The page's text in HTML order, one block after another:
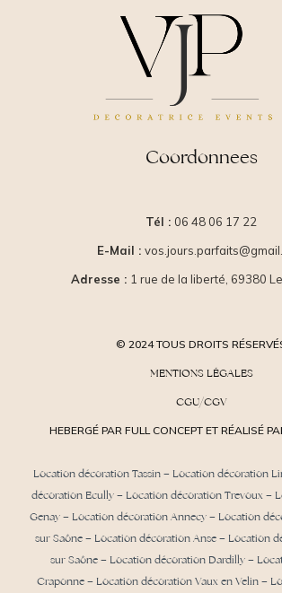
Coordonnees
Tél : 06 48 06 17 22
E-Mail :
Adresse : 1 rue de la liberté, 69380
© 2024 TOUS DROITS
MENTIONS LÉGALES
CGU/CGV
HEBERGÉ PAR FULL CONCEPT ET RÉALISÉ
Location décoration Tassin– Location décoration
décoration Ecully– Location décoration Trevoux–
Genay– Location décoration Annecy– Location
sur Saône– Location décoration Anse– Location
sur Saône – Location décoration Dardilly –
Craponne– Location décoration Vaux en Velin –